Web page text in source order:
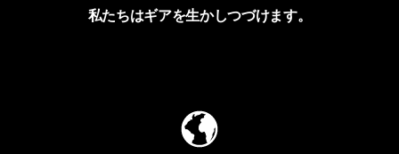
私たちはギアを生かしつづけます。